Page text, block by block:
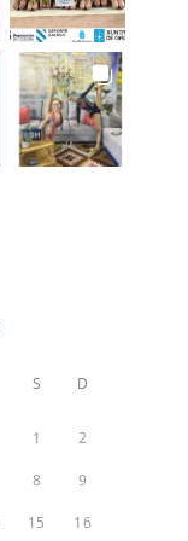
S D
1 2
8 9
15 16